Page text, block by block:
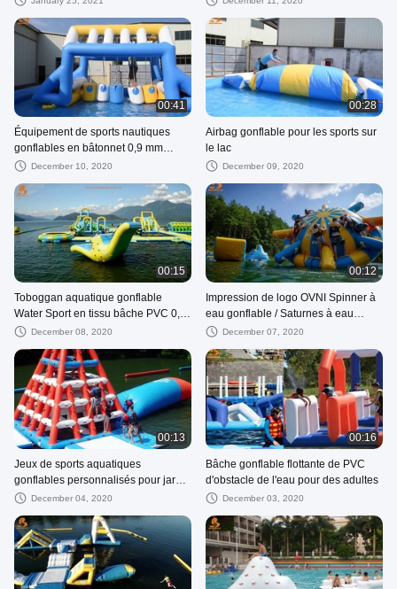
00:41
Équipement de sports nautiques
gonflables en bâtonnet 0,9 mm
Matériau en PVC
December 10, 2020
00:28
Airbag gonflable pour les sports sur
le lac
December 09, 2020
00:15
Toboggan aquatique gonflable
Water Sport en tissu bâche PVC 0,9
mm December 08, 2020
00:12
Impression de logo OVNI Spinner à
eau gonflable / Saturnes à eau
gonflable
December 07, 2020
00:13
Jeux de sports aquatiques
gonflables personnalisés pour jardin
avec bâche en PVC
December 04, 2020
00:16
Bâche gonflable flottante de PVC
d'obstacle de l'eau pour des adultes
December 03, 2020